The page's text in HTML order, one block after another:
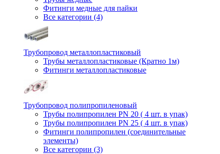
Фитинги медные для пайки
Все категории (4)
Трубопровод металлопластиковый
Трубы металлопластиковые (Кратно 1м)
Фитинги металлопластиковые
Трубопровод полипропиленовый
Трубы полипропилен PN 20 ( 4 шт. в упак)
Трубы полипропилен PN 25 ( 4 шт. в упак)
Фитинги полипропилен (cоединительные
элементы)
Все категории (3)